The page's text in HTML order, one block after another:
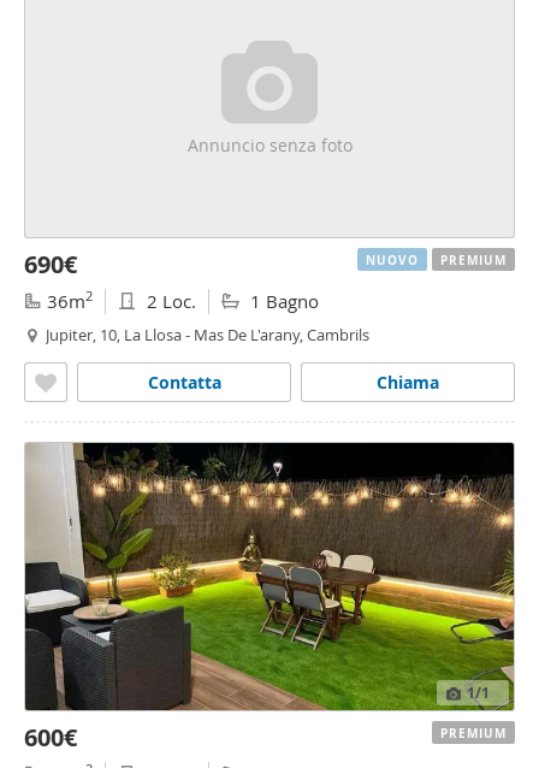
Annuncio senza foto
690€
36m2 2 Loc. 1 Bagno
Jupiter, 10, La Llosa - Mas De L'arany, Cambrils
Chiama
Contatta
NUOVO PREMIUM
1/1
600€ PREMIUM